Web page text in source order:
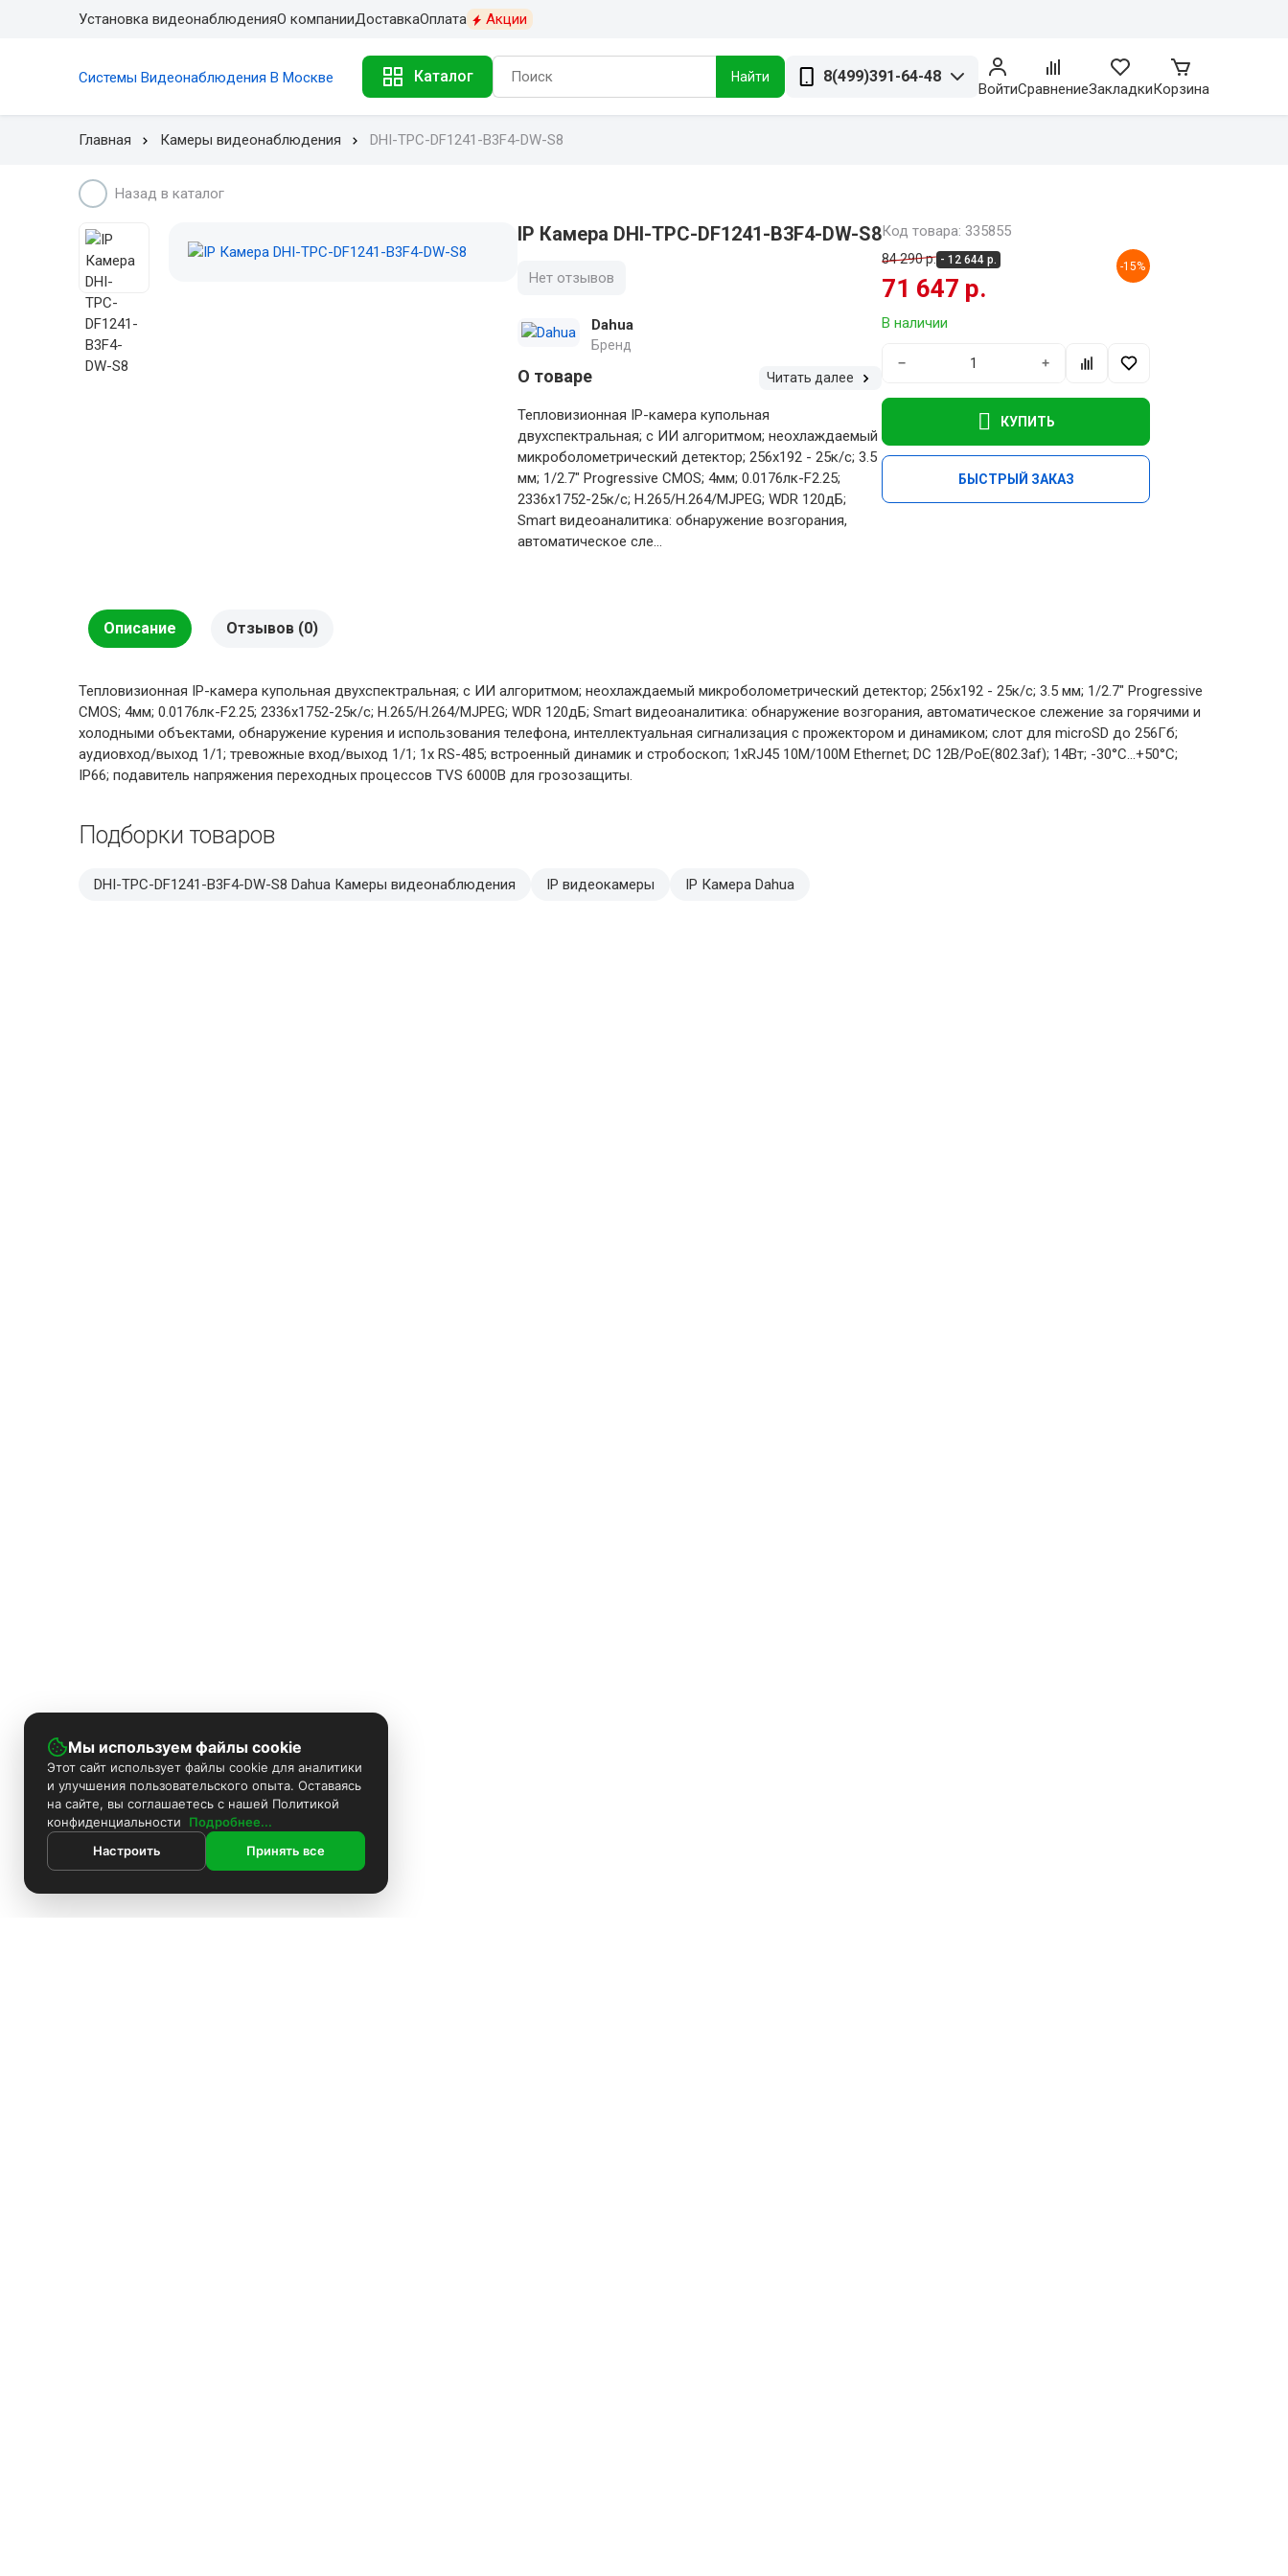
Установка видеонаблюденияО компанииДоставкаОплата Акции
Системы Видеонаблюдения В Москве Каталог Найти 8(499)391-64-48
ВойтиСравнениеЗакладкиКорзина
Главная Камеры видеонаблюдения DHI-TPC-DF1241-B3F4-DW-S8
Назад в каталог
IP Камера DHI-TPC-DF1241-B3F4-DW-S8
Нет отзывов
Dahua
Бренд
О товаре Читать далее
Тепловизионная IP-камера купольная
двухспектральная; с ИИ алгоритмом; неохлаждаемый
микроболометрический детектор; 256х192 - 25к/с; 3.5
мм; 1/2.7" Progressive CMOS; 4мм; 0.0176лк-F2.25;
2336х1752-25к/с; H.265/H.264/MJPEG; WDR 120дБ;
Smart видеоаналитика: обнаружение возгорания,
автоматическое сле...
Код товара: 335855
84 290 р. - 12 644 р.
71 647 р.
-15%
В наличии
− +
КУПИТЬ
БЫСТРЫЙ ЗАКАЗ
Описание Отзывов (0)
Тепловизионная IP-камера купольная двухспектральная; с ИИ алгоритмом; неохлаждаемый микроболометрический детектор; 256х192 - 25к/с; 3.5 мм; 1/2.7" Progressive
CMOS; 4мм; 0.0176лк-F2.25; 2336х1752-25к/с; H.265/H.264/MJPEG; WDR 120дБ; Smart видеоаналитика: обнаружение возгорания, автоматическое слежение за горячими и
холодными объектами, обнаружение курения и использования телефона, интеллектуальная сигнализация с прожектором и динамиком; слот для microSD до 256Гб;
аудиовход/выход 1/1; тревожные вход/выход 1/1; 1х RS-485; встроенный динамик и стробоскоп; 1xRJ45 10M/100M Ethernet; DC 12В/PoE(802.3af); 14Вт; -30°C...+50°C;
IP66; подавитель напряжения переходных процессов TVS 6000B для грозозащиты.
Подборки товаров
DHI-TPC-DF1241-B3F4-DW-S8 Dahua Камеры видеонаблюдения IP видеокамеры IP Камера Dahua
Мы используем файлы cookie
Этот сайт использует файлы cookie для аналитики
и улучшения пользовательского опыта. Оставаясь
на сайте, вы соглашаетесь с нашей Политикой
конфиденциальности
Подробнее...
Настроить
Принять все